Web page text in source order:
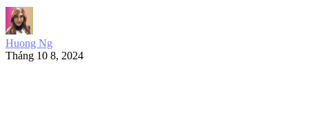
Huong Ng
Tháng 10 8, 2024